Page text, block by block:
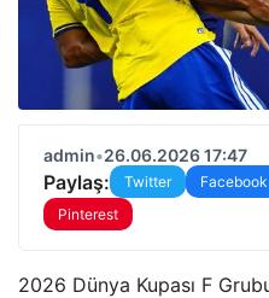
admin•26.06.2026 17:47
Paylaş: Twitter Facebook
Pinterest
2026 Dünya Kupası F